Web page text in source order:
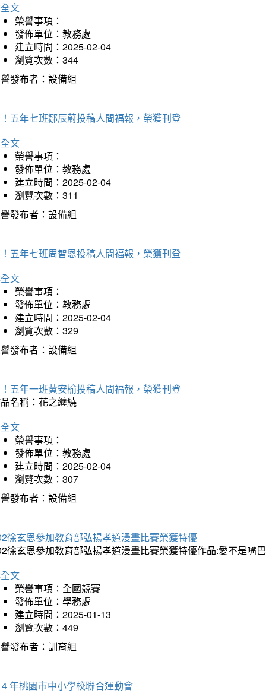
文
榮譽事項：
發佈單位：教務處
建立時間：2025-02-04
瀏覽次數：344
發布者：設備組
五年七班鄒辰蔚投稿人間福報，榮獲刊登
文
榮譽事項：
發佈單位：教務處
建立時間：2025-02-04
瀏覽次數：311
發布者：設備組
五年七班周智恩投稿人間福報，榮獲刊登
文
榮譽事項：
發佈單位：教務處
建立時間：2025-02-04
瀏覽次數：329
發布者：設備組
五年一班黃安榆投稿人間福報，榮獲刊登
名稱：花之纏繞
文
榮譽事項：
發佈單位：教務處
建立時間：2025-02-04
瀏覽次數：307
發布者：設備組
徐玄恩參加教育部弘揚孝道漫畫比賽榮獲特優
徐玄恩參加教育部弘揚孝道漫畫比賽榮獲特優作品:愛不是嘴
文
榮譽事項：全國競賽
發佈單位：學務處
建立時間：2025-01-13
瀏覽次數：449
發布者：訓育組
年桃園市中小學校聯合運動會